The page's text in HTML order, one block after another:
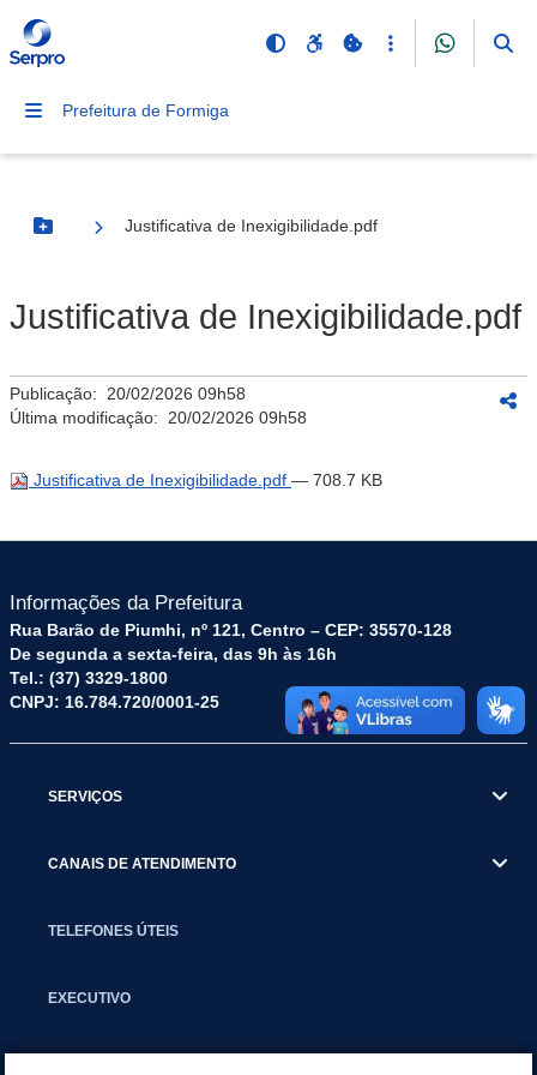
Prefeitura de Formiga
Botão Menu
Justificativa de Inexigibilidade.pdf
Justificativa de Inexigibilidade.pdf
Publicação: 20/02/2026 09h58
Última modificação: 20/02/2026 09h58
Justificativa de Inexigibilidade.pdf — 708.7 KB
Informações da Prefeitura
Rua Barão de Piumhi, nº 121, Centro – CEP: 35570-128
De segunda a sexta-feira, das 9h às 16h
Tel.: (37) 3329-1800
CNPJ: 16.784.720/0001-25
SERVIÇOS
CANAIS DE ATENDIMENTO
TELEFONES ÚTEIS
EXECUTIVO